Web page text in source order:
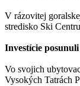
V rázovitej
stredisko Ski
Investície
Vo svojich
Vysokých Tatrách